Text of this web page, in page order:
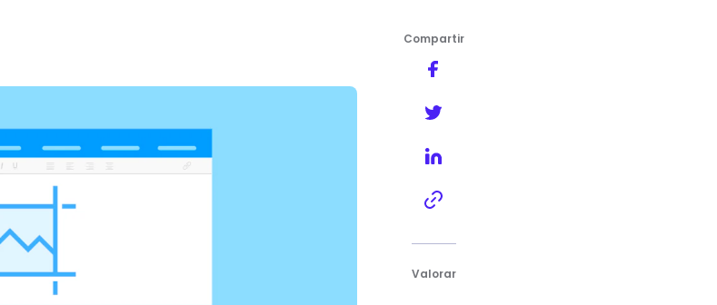
Obtén resultados profesionales sin salir de casa
Compartir
Valorar